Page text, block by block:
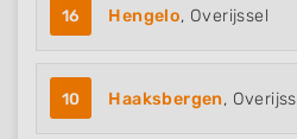
16 Hengelo, Overijssel
10 Haaksbergen,